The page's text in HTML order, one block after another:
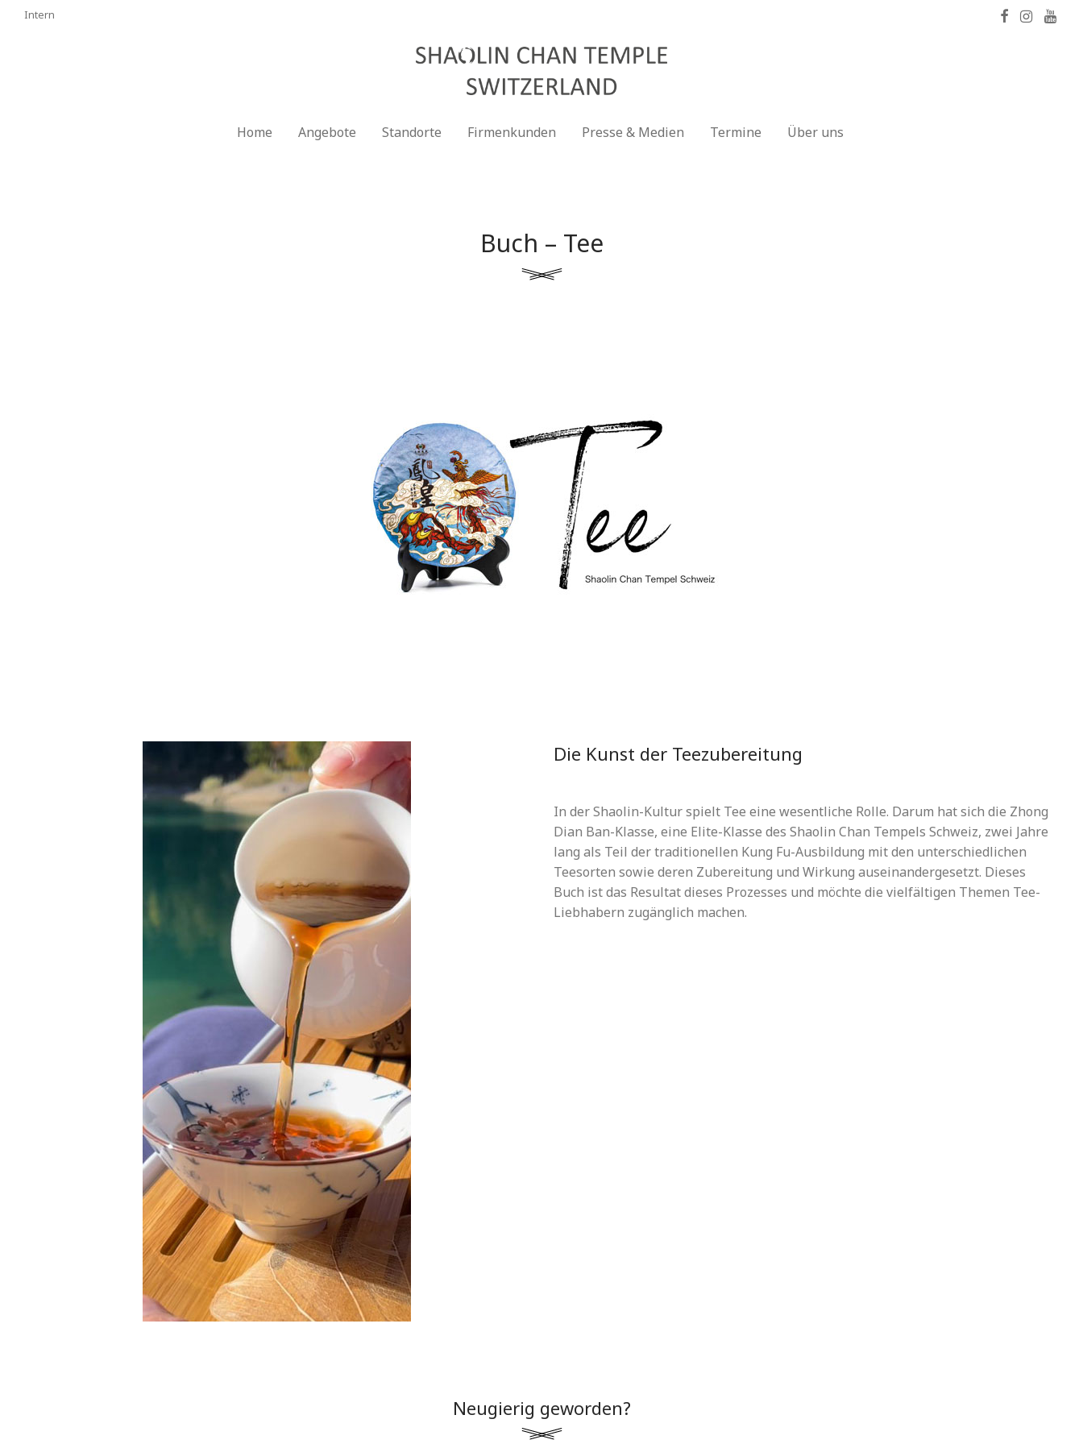
Intern
Home Angebote Standorte Firmenkunden Presse & Medien Termine Über uns
Buch – Tee
Die Kunst der Teezubereitung
In der Shaolin-Kultur spielt Tee eine wesentliche Rolle. Darum hat sich die Zhong
Dian Ban-Klasse, eine Elite-Klasse des Shaolin Chan Tempels Schweiz, zwei Jahre
lang als Teil der traditionellen Kung Fu-Ausbildung mit den unterschiedlichen
Teesorten sowie deren Zubereitung und Wirkung auseinandergesetzt. Dieses
Buch ist das Resultat dieses Prozesses und möchte die vielfältigen Themen Tee-
Liebhabern zugänglich machen.
Neugierig geworden?